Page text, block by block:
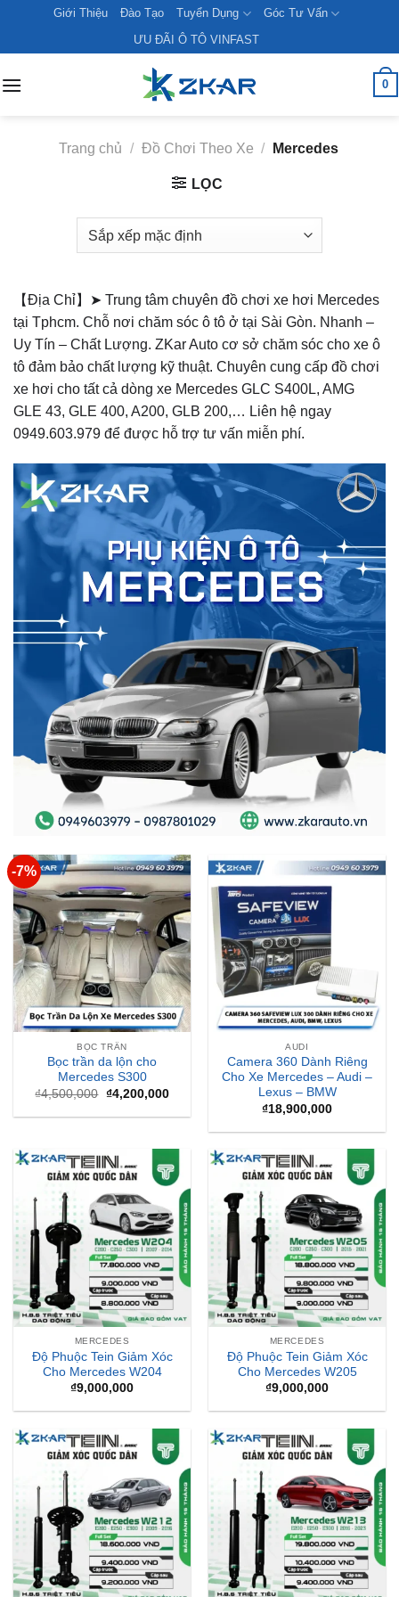
content
Giới Thiệu Đào Tạo Tuyển Dụng
Góc Tư Vấn
ƯU ĐÃI Ô TÔ VINFAST
0
Trang chủ / Đồ Chơi Theo Xe / Mercedes
LỌC
【Địa Chỉ】➤ Trung tâm chuyên đồ chơi xe hơi Mercedes
tại Tphcm. Chỗ nơi chăm sóc ô tô ở tại Sài Gòn. Nhanh –
Uy Tín – Chất Lượng. ZKar Auto cơ sở chăm sóc cho xe ô
tô đảm bảo chất lượng kỹ thuật. Chuyên cung cấp đồ chơi
xe hơi cho tất cả dòng xe Mercedes GLC S400L, AMG
GLE 43, GLE 400, A200, GLB 200,… Liên hệ ngay
0949.603.979 để được hỗ trợ tư vấn miễn phí.
-7%
BỌC TRẦN
Bọc trần da lộn cho
Mercedes S300
₫4,500,000 Giá
gốc
là:
₫4,200,000Giá
tại
AUDI
Camera 360 Dành Riêng
Cho Xe Mercedes – Audi –
Lexus – BMW
₫18,900,000
MERCEDES
Độ Phuộc Tein Giảm Xóc
Cho Mercedes W204
₫9,000,000
MERCEDES
Độ Phuộc Tein Giảm Xóc
Cho Mercedes W205
₫9,000,000